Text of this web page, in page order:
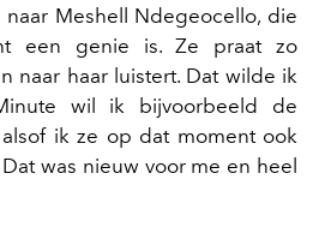
naar Meshell Ndegeocello, die
een genie is. Ze praat zo
naar haar luistert. Dat wilde ik
wil ik bijvoorbeeld de
ik ze op dat moment ook
was nieuw voor me en heel